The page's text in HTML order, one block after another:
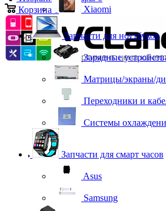
Корзина
Xiaomi
Запчасти для ноутбуков
Зарядные
Матрицы/экраны/
Переходники и
Системы
Запчасти для смарт часов
Asus
Samsung